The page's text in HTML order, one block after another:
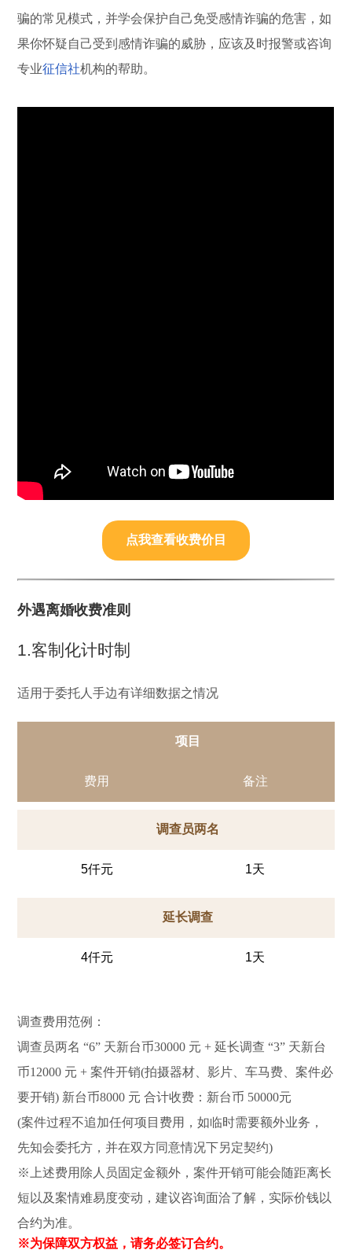
骗的常见模式，并学会保护自己免受感情诈骗的危害，如
果你怀疑自己受到感情诈骗的威胁，应该及时报警或咨询
专业征信社机构的帮助。
点我查看收费价目
外遇离婚收费准则
1.客制化计时制
适用于委托人手边有详细数据之情况
项目
费用 备注
调查员两名
5仟元 1天
延长调查
4仟元 1天
调查费用范例：
调查员两名 “6” 天新台币30000 元 + 延长调查 “3” 天新台
币12000 元 + 案件开销(拍摄器材、影片、车马费、案件必
要开销) 新台币8000 元 合计收费：新台币 50000元
(案件过程不追加任何项目费用，如临时需要额外业务，
先知会委托方，并在双方同意情况下另定契约)
※上述费用除人员固定金额外，案件开销可能会随距离长
短以及案情难易度变动，建议咨询面洽了解，实际价钱以
合约为准。
※为保障双方权益，请务必签订合约。